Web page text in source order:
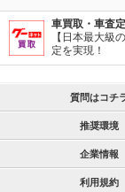
車買取・車査
【日本最大級
定を実現！
質問はコチ
推奨環境
企業情報
利用規約